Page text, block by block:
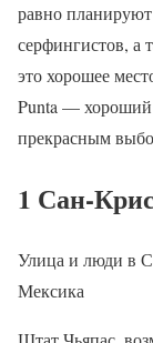
равно
серфингистов, а
это хорошее
Punta — хороший
прекрасным
1 Сан-
Улица и люди в
Мексика